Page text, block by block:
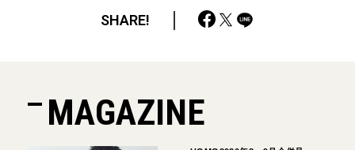
SHARE!
MAGAZINE